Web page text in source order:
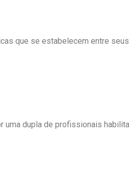
que se estabelecem entre
dupla de profissionais